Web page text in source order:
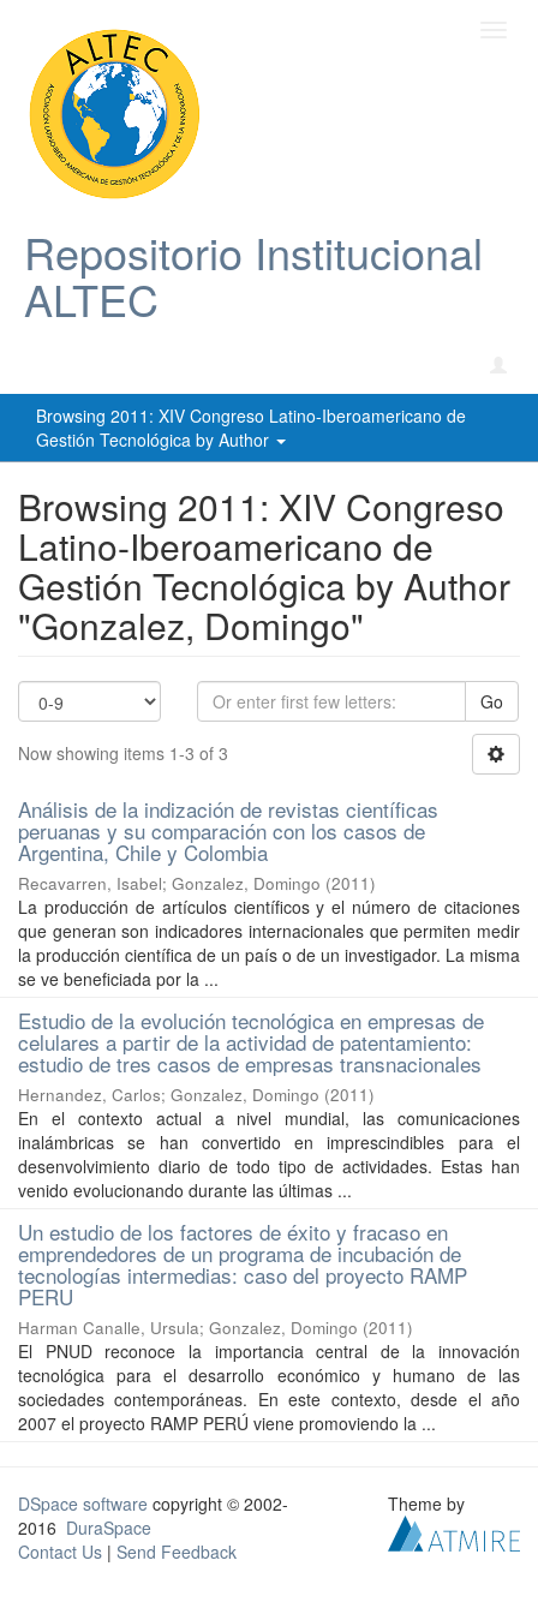
Repositorio Institucional
ALTEC
Browsing 2011: XIV Congreso Latino-Iberoamericano de
Gestión Tecnológica by Author
Browsing 2011: XIV Congreso
Latino-Iberoamericano de
Gestión Tecnológica by Author
"Gonzalez, Domingo"
Go
Now showing items 1-3 of 3
Análisis de la indización de revistas científicas
peruanas y su comparación con los casos de
Argentina, Chile y Colombia
Recavarren, Isabel; Gonzalez, Domingo (2011)
La producción de artículos científicos y el número de citaciones
que generan son indicadores internacionales que permiten medir
la producción científica de un país o de un investigador. La misma
se ve beneficiada por la ...
Estudio de la evolución tecnológica en empresas de
celulares a partir de la actividad de patentamiento:
estudio de tres casos de empresas transnacionales
Hernandez, Carlos; Gonzalez, Domingo (2011)
En el contexto actual a nivel mundial, las comunicaciones
inalámbricas se han convertido en imprescindibles para el
desenvolvimiento diario de todo tipo de actividades. Estas han
venido evolucionando durante las últimas ...
Un estudio de los factores de éxito y fracaso en
emprendedores de un programa de incubación de
tecnologías intermedias: caso del proyecto RAMP
PERU
Harman Canalle, Ursula; Gonzalez, Domingo (2011)
El PNUD reconoce la importancia central de la innovación
tecnológica para el desarrollo económico y humano de las
sociedades contemporáneas. En este contexto, desde el año
2007 el proyecto RAMP PERÚ viene promoviendo la ...
DSpace software copyright © 2002-
2016 DuraSpace
Contact Us | Send Feedback
Theme by